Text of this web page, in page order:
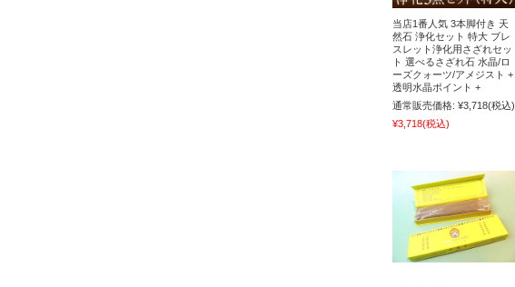
当店1番人気 3本脚付き 天
然石 浄化セット 特大 ブレ
スレット浄化用さざれセッ
ト 選べるさざれ石 水晶/ロ
ーズクォーツ/アメジスト +
透明水晶ポイント +
通常販売価格: ¥3,718(税込)
¥3,718(税込)